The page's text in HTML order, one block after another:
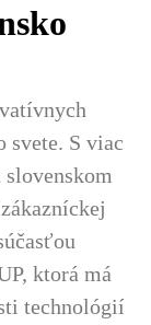
svete. S viac
ktorá má
technológií